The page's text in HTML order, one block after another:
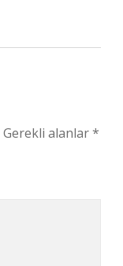
Gerekli alanlar*